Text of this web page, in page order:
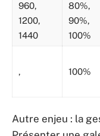
960,
1200,
1440
80%,
90%,
100%
, 100%
Autre enjeu : la